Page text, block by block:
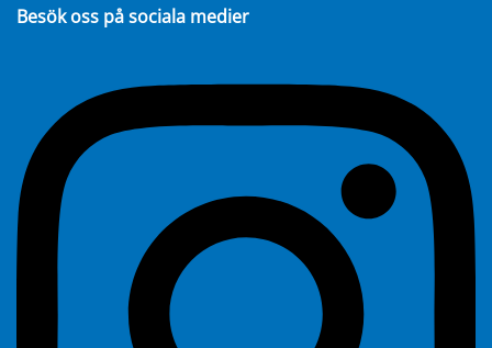
Besök oss på sociala medier